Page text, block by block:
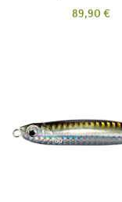
Prix
89,90 €